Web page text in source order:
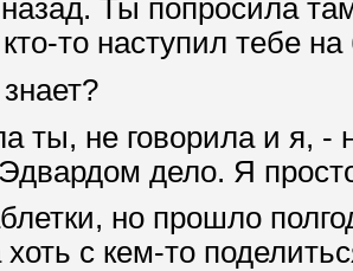
Ты попросила
то наступил тебе
ты, не говорила и я, -
дело. Я
но прошло
хоть с кем-то